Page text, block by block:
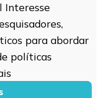
Interesse
para abordar
políticas